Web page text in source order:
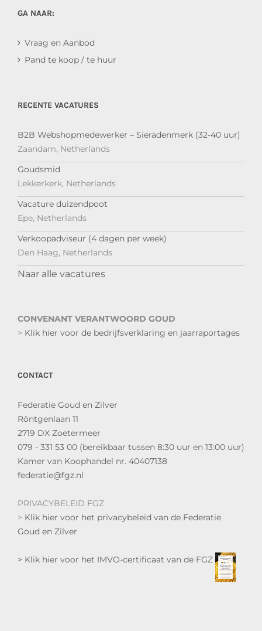
GA NAAR:
Vraag en Aanbod
Pand te koop / te huur
RECENTE VACATURES
B2B Webshopmedewerker – Sieradenmerk (32-40 uur)
Zaandam, Netherlands
Goudsmid
Lekkerkerk, Netherlands
Vacature duizendpoot
Epe, Netherlands
Verkoopadviseur (4 dagen per week)
Den Haag, Netherlands
Naar alle vacatures
CONVENANT VERANTWOORD GOUD
> Klik hier voor de bedrijfsverklaring en jaarraportages
CONTACT
Federatie Goud en Zilver
Röntgenlaan 11
2719 DX Zoetermeer
079 - 331 53 00 (bereikbaar tussen 8:30 uur en 13:00 uur)
Kamer van Koophandel nr. 40407138
federatie@fgz.nl
PRIVACYBELEID FGZ
> Klik hier voor het privacybeleid van de Federatie
Goud en Zilver
> Klik hier voor het IMVO-certificaat van de FGZ